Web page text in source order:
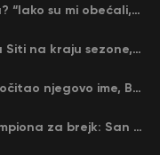
Zašto Rade Krunić ne igra za Srbiju? “Iako su mi obećali, niko me nije zvao…”
Kraj jedne ere – Gvardiola napušta Siti na kraju sezone, menja ga njegov nekadašnji rival
Nejmar ide na Mundijal: Anćeloti pročitao njegovo ime, Brazil u delirijumu (VIDEO)
Strašni Vembanjama “izudarao” šampiona za brejk: San Antonio poveo protiv Oklahome